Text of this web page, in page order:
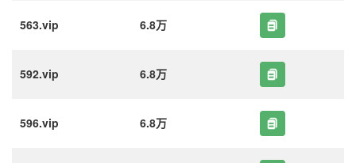
563.vip 6.8万
592.vip 6.8万
596.vip 6.8万